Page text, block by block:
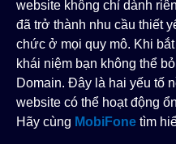
website không chỉ dành
đã trở thành nhu cầu thiết
chức ở mọi quy mô. Khi
khái niệm bạn không thể
Domain. Đây là hai yếu tố
website có thể hoạt động
Hãy cùng MobiFone tìm